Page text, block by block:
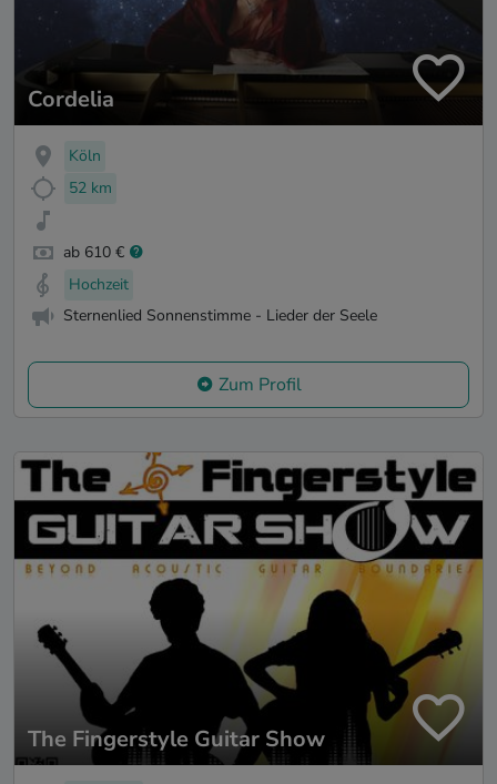
Cordelia
Köln
52 km
ab 610 €
Hochzeit
Sternenlied Sonnenstimme - Lieder der Seele
Zum Profil
The Fingerstyle Guitar Show